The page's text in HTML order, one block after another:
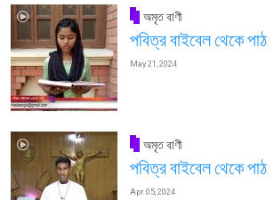
অমৃত বাণী
পবিত্র বাইবেল থেকে পাঠ
May 21, 2024
অমৃত বাণী
পবিত্র বাইবেল থেকে পাঠ
Apr 05, 2024